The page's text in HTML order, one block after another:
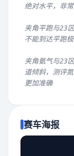
绝对水平，非
夹角平跑与23
不能到达平跑
夹角氨气与23
道倾斜，测评
更加准确
赛车海报